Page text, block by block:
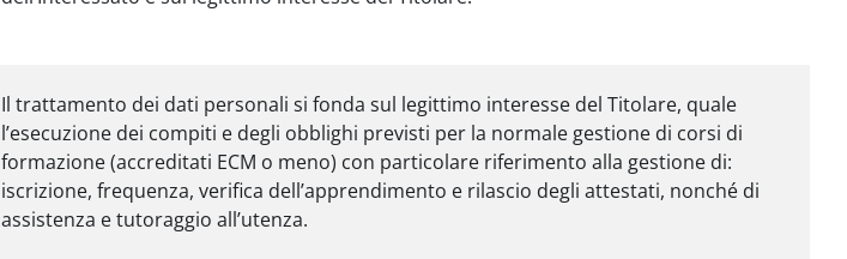
Il trattamento dei dati personali si fonda sul legittimo interesse del Titolare, quale
l’esecuzione dei compiti e degli obblighi previsti per la normale gestione di corsi di
formazione (accreditati ECM o meno) con particolare riferimento alla gestione di:
iscrizione, frequenza, verifica dell’apprendimento e rilascio degli attestati, nonché di
assistenza e tutoraggio all’utenza.